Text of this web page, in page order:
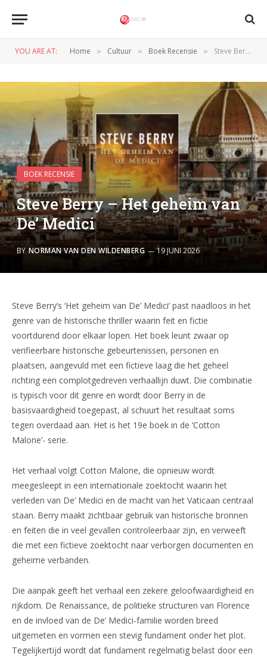
YOU ARE AT: Home » Cultuur » Boek Recensie » Steve Berry – Het geheim van De’ Medici
BOEK RECENSIE
Steve Berry – Het geheim van
De’ Medici
BY NORMAN VAN DEN WILDENBERG 19 JUNI 2026
Steve Berry’s ‘Het geheim van De’ Medici’ past naadloos in het
genre van de historische thriller waarin feit en fictie
voortdurend door elkaar lopen. Het boek leunt zwaar op
verifieerbare historische gebeurtenissen, personen en
plaatsen, aangevuld met een fictieve laag die het geheel
richting een complotgedreven verhaallijn duwt. Die combinatie
is typisch voor dit genre en wordt door Berry in de
basisvaardigheid toegepast, al schuurt het resultaat soms
tegen overdaad aan. Het is het 19e boek in de ‘Cotton
Malone’- serie.
Het verhaal volgt Cotton Malone, die opnieuw wordt
meegesleept in een internationale zoektocht waarin het
verleden van De’ Medici en de macht van het Vaticaan centraal
staan. Berry maakt zichtbaar gebruik van historische bronnen
en feiten die in veel gevallen controleerbaar zijn, en verweeft
die met een fictieve zoektocht naar verborgen documenten en
geheime verbanden.
Die aanpak geeft het verhaal een zekere geloofwaardigheid en
rijkdom. De Renaissance, de politieke structuren van Florence
en de invloed van de De’ Medici-familie worden breed
uitgemeten en vormen een stevig fundament onder het plot.
Tegelijkertijd wordt dat fundament regelmatig belast door een